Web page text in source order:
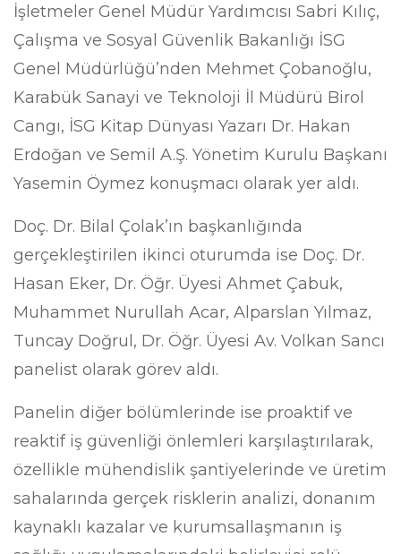
İşletmeler Genel Müdür Yardımcısı Sabri Kılıç,
Çalışma ve Sosyal Güvenlik Bakanlığı İSG
Genel Müdürlüğü’nden Mehmet Çobanoğlu,
Karabük Sanayi ve Teknoloji İl Müdürü Birol
Cangı, İSG Kitap Dünyası Yazarı Dr. Hakan
Erdoğan ve Semil A.Ş. Yönetim Kurulu Başkanı
Yasemin Öymez konuşmacı olarak yer aldı.
Doç. Dr. Bilal Çolak’ın başkanlığında
gerçekleştirilen ikinci oturumda ise Doç. Dr.
Hasan Eker, Dr. Öğr. Üyesi Ahmet Çabuk,
Muhammet Nurullah Acar, Alparslan Yılmaz,
Tuncay Doğrul, Dr. Öğr. Üyesi Av. Volkan Sancı
panelist olarak görev aldı.
​​Panelin diğer bölümlerinde ise proaktif ve
reaktif iş güvenliği önlemleri karşılaştırılarak,
özellikle mühendislik şantiyelerinde ve üretim
sahalarında gerçek risklerin analizi, donanım
kaynaklı kazalar ve kurumsallaşmanın iş